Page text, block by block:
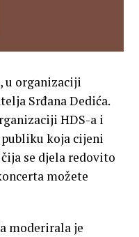
u organizaciji
Srđana Dedića.
HDS-a i
koja cijeni
se djela redovito
možete
moderirala je